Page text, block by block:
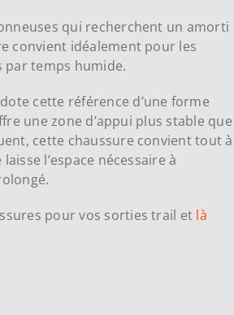
qui recherchent un amorti
convient idéalement pour les
par temps humide.
cette référence d’une forme
une zone d’appui plus stable que
cette chaussure convient tout à
l’espace nécessaire à
pour vos sorties trail et là